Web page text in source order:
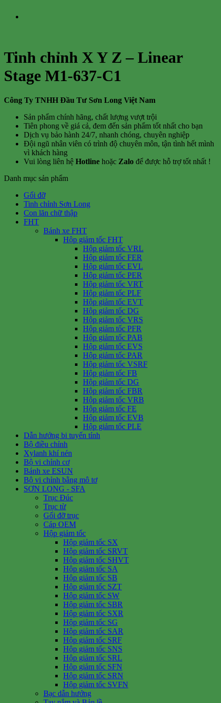
Tinh chỉnh X Y Z – Linear
Stage M1-637-C1
Công Ty TNHH Đầu Tư Sơn Long Việt Nam
Sản phẩm chính hãng, chất lượng vượt trội
Tiên phong về giá cả, đem đến sản phẩm tốt nhất cho bạn
Dịch vụ bảo hành 24/7, nhanh chóng, chuyên nghiệp
Đội ngũ nhân viên có trình độ chuyên môn, tận tình hết mình
vì khách hàng
Vui lòng liên hệ Hotline hoặc Zalo để được hỗ trợ tốt nhất !
Danh mục sản phẩm
Gối đỡ
Tinh chỉnh Sơn Long
Con lăn chữ thập
FHT
Bánh xe FHT
Hộp giảm tốc FHT
Hộp giảm tốc VRL
Hộp giảm tốc FER
Hộp giảm tốc EVL
Hộp giảm tốc PER
Hộp giảm tốc VRT
Hộp giảm tốc PLF
Hộp giảm tốc EVT
Hộp giảm tốc DG
Hộp giảm tốc VRS
Hộp giảm tốc PFR
Hộp giảm tốc PAB
Hộp giảm tốc EVS
Hộp giảm tốc PAR
Hộp giảm tốc VSRF
Hộp giảm tốc FB
Hộp giảm tốc DG
Hộp giảm tốc FBR
Hộp giảm tốc VRB
Hộp giảm tốc FE
Hộp giảm tốc EVB
Hộp giảm tốc PLE
Dẫn hướng bi tuyến tính
Bộ điều chỉnh
Xylanh khí nén
Bộ vi chỉnh cơ
Bánh xe ESUN
Bộ vi chỉnh bằng mô tơ
SƠN LONG - SFA
Trục Đúc
Trục từ
Gối đỡ trục
Cáp OEM
Hộp giảm tốc
Hộp giảm tốc SX
Hộp giảm tốc SRVT
Hộp giảm tốc SHVT
Hộp giảm tốc SA
Hộp giảm tốc SB
Hộp giảm tốc SZT
Hộp giảm tốc SW
Hộp giảm tốc SBR
Hộp giảm tốc SXR
Hộp giảm tốc SG
Hộp giảm tốc SAR
Hộp giảm tốc SRF
Hộp giảm tốc SNS
Hộp giảm tốc SRL
Hộp giảm tốc SFN
Hộp giảm tốc SRN
Hộp giảm tốc SVFN
Bạc dẫn hướng